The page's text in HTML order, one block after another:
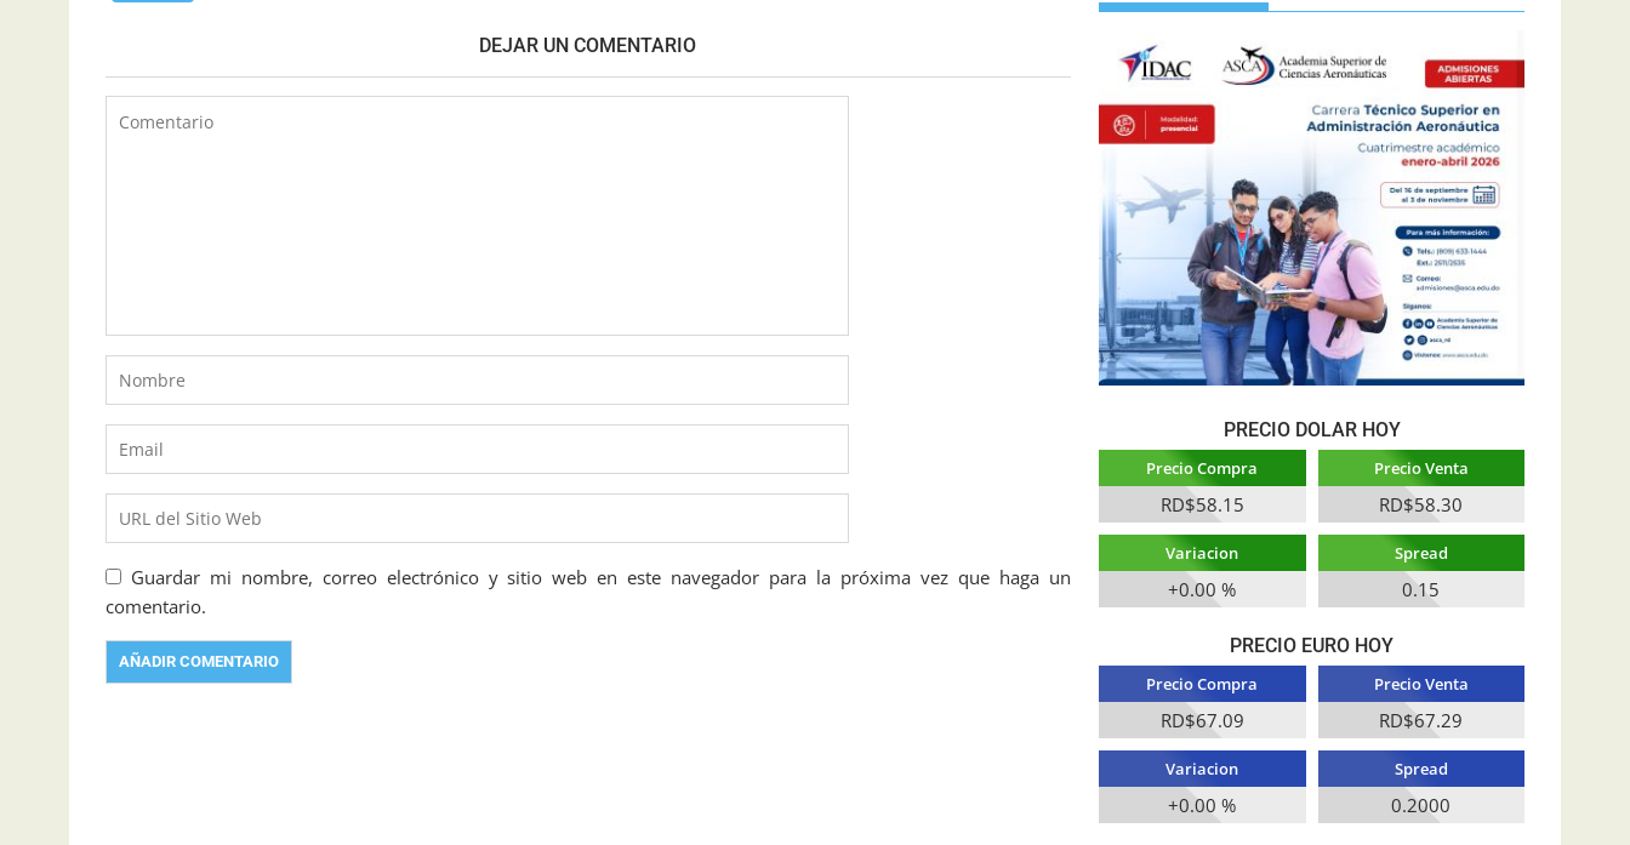
DEJAR UN COMENTARIO
Guardar mi nombre, correo electrónico y sitio web en este navegador para la próxima vez que haga un
comentario.
PRECIO DOLAR HOY
Precio Compra
RD$58.15
Precio Venta
RD$58.30
Variacion
+0.00 %
Spread
0.15
PRECIO EURO HOY
Precio Compra
RD$67.09
Precio Venta
RD$67.29
Variacion
+0.00 %
Spread
0.2000